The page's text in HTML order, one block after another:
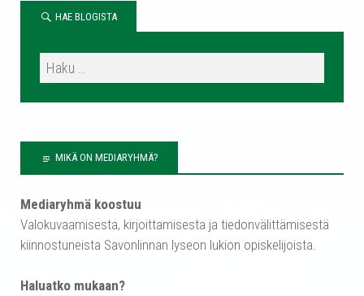
HAE BLOGISTA
MIKÄ ON MEDIARYHMÄ?
Mediaryhmä koostuu
Valokuvaamisesta, kirjoittamisesta ja tiedonvälittämisestä
kiinnostuneista Savonlinnan lyseon lukion opiskelijoista.
Haluatko mukaan?